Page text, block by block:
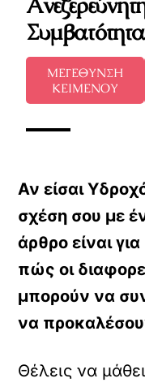
Συμβατότητα
ΜΕΓΕΘΥΝΣΗ
ΚΕΙΜΕΝΟΥ
Αν είσαι
σχέση σου με
άρθρο είναι
πώς οι
μπορούν να
να
Θέλεις να